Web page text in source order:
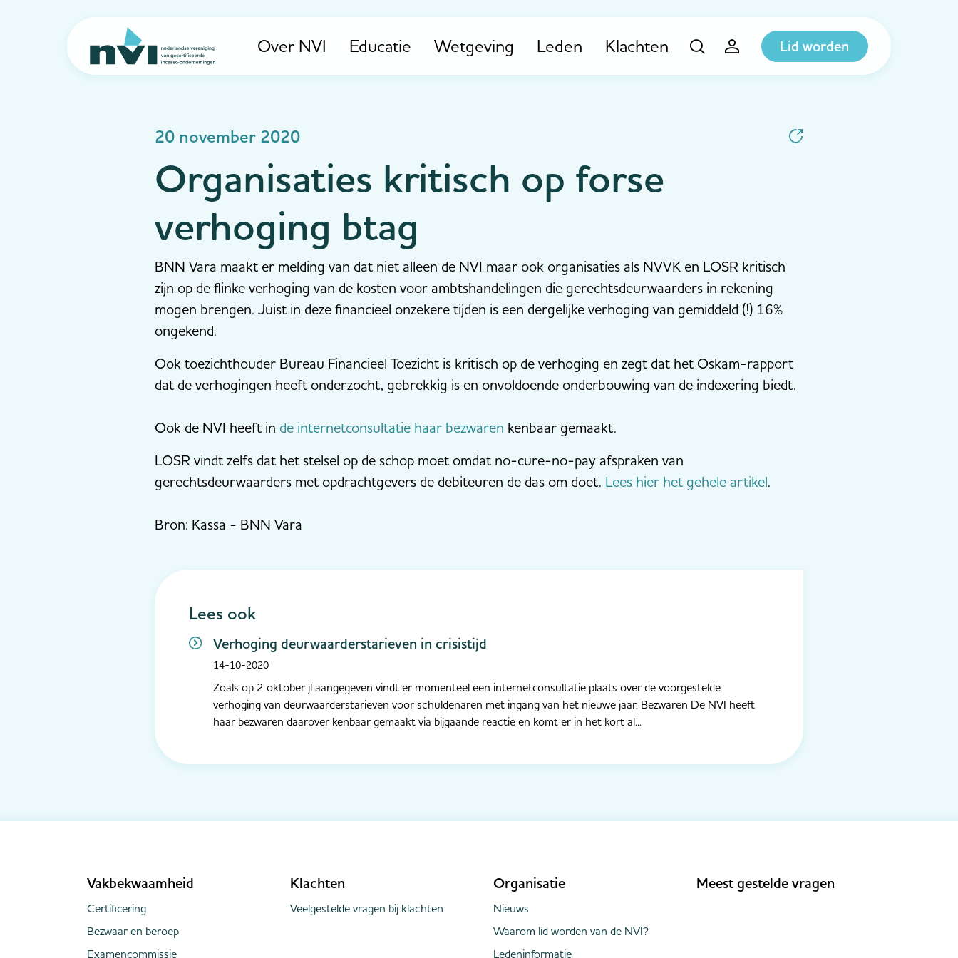
Navigation Over NVI Educatie Wetgeving Leden Klachten Lid worden
20 november 2020
Organisaties kritisch op forse
verhoging btag
BNN Vara maakt er melding van dat niet alleen de NVI maar ook organisaties als NVVK en LOSR kritisch
zijn op de flinke verhoging van de kosten voor ambtshandelingen die gerechtsdeurwaarders in rekening
mogen brengen. Juist in deze financieel onzekere tijden is een dergelijke verhoging van gemiddeld (!) 16%
ongekend.
Ook toezichthouder Bureau Financieel Toezicht is kritisch op de verhoging en zegt dat het Oskam-rapport
dat de verhogingen heeft onderzocht, gebrekkig is en onvoldoende onderbouwing van de indexering biedt.
Ook de NVI heeft in de internetconsultatie haar bezwaren kenbaar gemaakt.
LOSR vindt zelfs dat het stelsel op de schop moet omdat no-cure-no-pay afspraken van
gerechtsdeurwaarders met opdrachtgevers de debiteuren de das om doet. Lees hier het gehele artikel.
Bron: Kassa - BNN Vara
Lees ook
Verhoging deurwaarderstarieven in crisistijd
14-10-2020
Zoals op 2 oktober jl aangegeven vindt er momenteel een internetconsultatie plaats over de voorgestelde
verhoging van deurwaarderstarieven voor schuldenaren met ingang van het nieuwe jaar. Bezwaren De NVI heeft
haar bezwaren daarover kenbaar gemaakt via bijgaande reactie en komt er in het kort al...
Vakbekwaamheid
Certificering
Bezwaar en beroep
Examencommissie
Klachten
Veelgestelde vragen bij klachten
Organisatie
Nieuws
Waarom lid worden van de NVI?
Ledeninformatie
Meest gestelde vragen